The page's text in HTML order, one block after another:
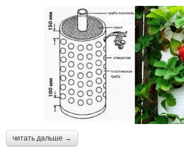
читать дальше →